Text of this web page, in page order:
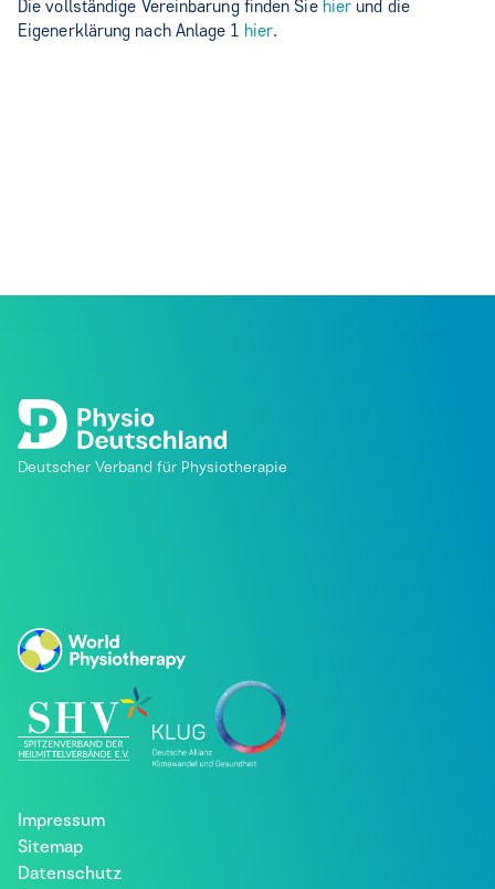
Die vollständige Vereinbarung finden Sie hier und die
Eigenerklärung nach Anlage 1 hier.
Deutscher Verband für Physiotherapie
Impressum
Sitemap
Datenschutz